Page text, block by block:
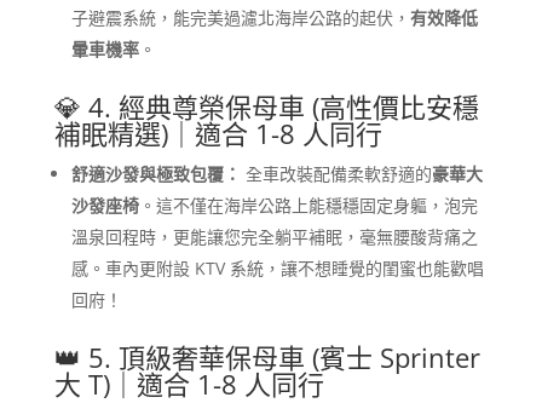
子避震系統，能完美過濾北海岸公路的起伏， 有效降低
暈車機率。
💎 4. 經典尊榮保母車 (高性價比安穩
補眠精選)｜適合 1-8 人同行
舒適沙發與極致包覆： 全車改裝配備柔軟舒適的豪華大
沙發座椅。這不僅在海岸公路上能穩穩固定身軀，泡完
溫泉回程時，更能讓您完全躺平補眠，毫無腰酸背痛之
感。車內更附設 KTV 系統，讓不想睡覺的閨蜜也能歡唱
回府！
👑 5. 頂級奢華保母車 (賓士 Sprinter
大 T)｜適合 1-8 人同行